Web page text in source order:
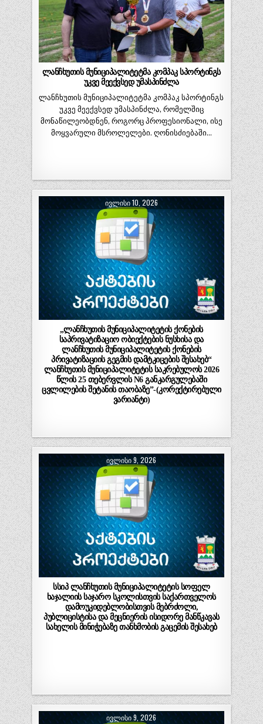
ლანჩხუთის მუნიციპალიტეტმა კომპაკ სპორტინგს
უკვე მეექვსედ უმასპინძლა
ლანჩხუთის მუნიციპალიტეტმა კომპაკ სპორტინგს
უკვე მეექვსედ უმასპინძლა, რომელშიც
მონაწილეობდნენ, როგორც პროფესიონალი, ისე
მოყვარული მსროლელები. ღონისძიებაში…
ᲘᲕᲚᲘᲡᲘ 10, 2026
„ლანჩხუთის მუნიციპალიტეტის ქონების
საპრივატიზაციო ობიექტების ნუსხისა და
ლანჩხუთის მუნიციპალიტეტის ქონების
პრივატიზაციის გეგმის დამტკიცების შესახებ“
ლანჩხუთის მუნიციპალიტეტის საკრებულოს 2026
წლის 25 თებერვლის N6 განკარგულებაში
ცვლილების შეტანის თაობაზე”-(კორექტირებული
ვარიანტი)
ᲘᲕᲚᲘᲡᲘ 9, 2026
სსიპ ლანჩხუთის მუნიციპალიტეტის სოფელ
ხაჯალიის საჯარო სკოლისთვის საქართველოს
დამოუკიდებლობისთვის მებრძოლი,
პუბლიცისტისა და მეცნიერის ისიდორე მანწკავას
სახელის მინიჭებაზე თანხმობის გაცემის შესახებ
ᲘᲕᲚᲘᲡᲘ 9, 2026